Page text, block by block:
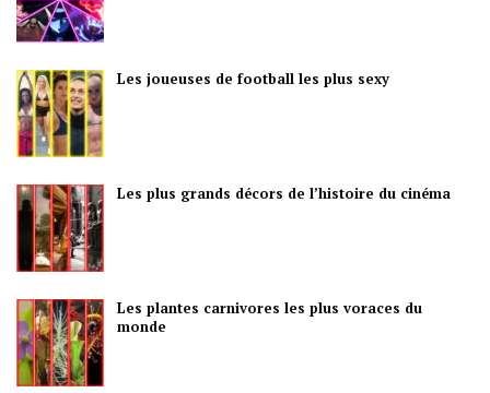
Les joueuses de football les plus sexy
Les plus grands décors de l’histoire du cinéma
Les plantes carnivores les plus voraces du
monde